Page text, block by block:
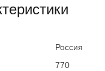
Россия
770